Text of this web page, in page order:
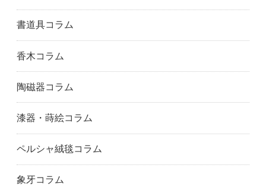
文京区
千代田区
江戸川区
八王子市
江東区
町田市
目黒区
港区
西東京市
大田区
世田谷区
渋谷区
杉並区
墨田区
台東区
中央区
神奈川県
藤沢市
鎌倉市
川崎市
横浜市
横須賀市
筑紫野市
太宰府市
書道具コラム
香木コラム
陶磁器コラム
漆器・蒔絵コラム
ペルシャ絨毯コラム
象牙コラム